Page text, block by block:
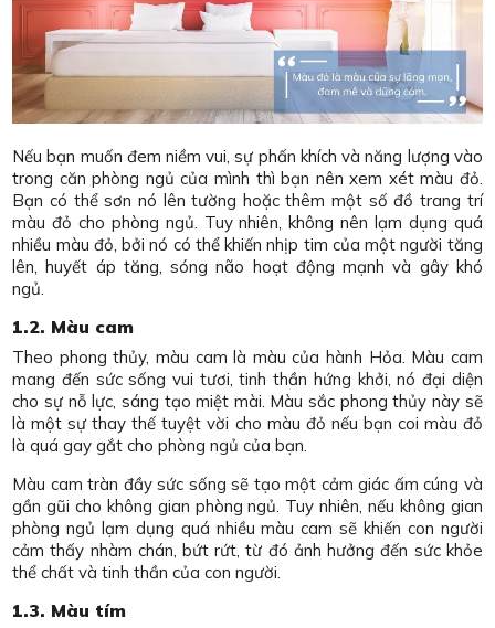
Nếu bạn muốn đem niềm vui, sự phấn khích và năng lượng vào
trong căn phòng ngủ của mình thì bạn nên xem xét màu đỏ.
Bạn có thể sơn nó lên tường hoặc thêm một số đồ trang trí
màu đỏ cho phòng ngủ. Tuy nhiên, không nên lạm dụng quá
nhiều màu đỏ, bởi nó có thể khiến nhịp tim của một người tăng
lên, huyết áp tăng, sóng não hoạt động mạnh và gây khó
ngủ.
1.2. Màu cam
Theo phong thủy, màu cam là màu của hành Hỏa. Màu cam
mang đến sức sống vui tươi, tinh thần hứng khởi, nó đại diện
cho sự nỗ lực, sáng tạo miệt mài. Màu sắc phong thủy này sẽ
là một sự thay thế tuyệt vời cho màu đỏ nếu bạn coi màu đỏ
là quá gay gắt cho phòng ngủ của bạn.
Màu cam tràn đầy sức sống sẽ tạo một cảm giác ấm cúng và
gần gũi cho không gian phòng ngủ. Tuy nhiên, nếu không gian
phòng ngủ lạm dụng quá nhiều màu cam sẽ khiến con người
cảm thấy nhàm chán, bứt rứt, từ đó ảnh hưởng đến sức khỏe
thể chất và tinh thần của con người.
1.3. Màu tím